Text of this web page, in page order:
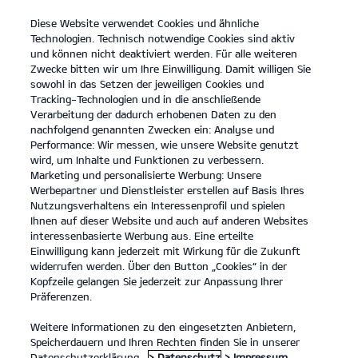
open
menu
KONTAKT
Technische Daten
... ... TECHNISCHE DATEN
Sportage
Sportage
Hybrid
Sportage Plug-
in Hybrid
Der Kia Sportage - Technische Daten
Abmessungen Sportage
Diese Website verwendet Cookies und ähnliche
Technologien. Technisch notwendige Cookies sind aktiv
und können nicht deaktiviert werden. Für alle weiteren
Zwecke bitten wir um Ihre Einwilligung. Damit willigen Sie
sowohl in das Setzen der jeweiligen Cookies und
Tracking-Technologien und in die anschließende
Verarbeitung der dadurch erhobenen Daten zu den
nachfolgend genannten Zwecken ein: Analyse und
Performance: Wir messen, wie unsere Website genutzt
wird, um Inhalte und Funktionen zu verbessern.
Marketing und personalisierte Werbung: Unsere
Werbepartner und Dienstleister erstellen auf Basis Ihres
Nutzungsverhaltens ein Interessenprofil und spielen
Ihnen auf dieser Website und auch auf anderen Websites
interessenbasierte Werbung aus. Eine erteilte
Einwilligung kann jederzeit mit Wirkung für die Zukunft
widerrufen werden. Über den Button „Cookies“ in der
Kopfzeile gelangen Sie jederzeit zur Anpassung Ihrer
Präferenzen.
Weitere Informationen zu den eingesetzten Anbietern,
Speicherdauern und Ihren Rechten finden Sie in unserer